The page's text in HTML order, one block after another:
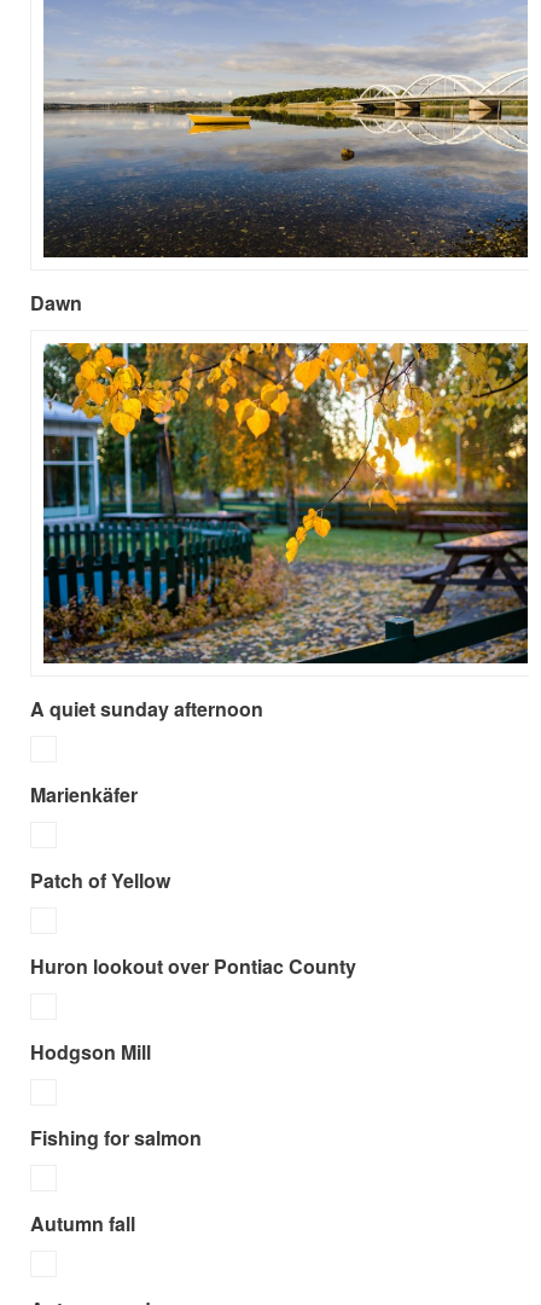
Dawn
A quiet sunday afternoon
Marienkäfer
Patch of Yellow
Huron lookout over Pontiac County
Hodgson Mill
Fishing for salmon
Autumn fall